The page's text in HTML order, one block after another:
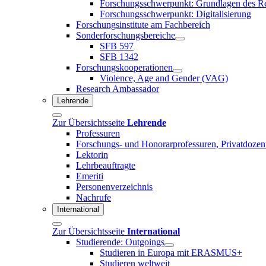
Forschungsschwerpunkt: Grundlagen des
Forschungsschwerpunkt: Digitalisierung
Forschungsinstitute am Fachbereich
Sonderforschungsbereiche
SFB 597
SFB 1342
Forschungskooperationen
Violence, Age and Gender (VAG)
Research Ambassador
Lehrende
Zur Übersichtsseite Lehrende
Professuren
Forschungs- und Honorarprofessuren,
Lektorin
Lehrbeauftragte
Emeriti
Personenverzeichnis
Nachrufe
International
Zur Übersichtsseite International
Studierende: Outgoings
Studieren in Europa mit ERASMUS+
Studieren weltweit